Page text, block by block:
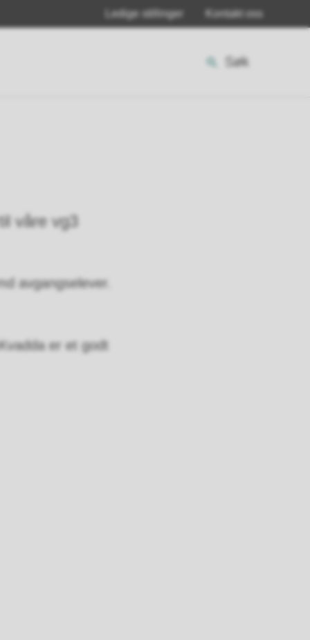
Ledige stillinger Kontakt oss
Søk
våre vg3
avgangselever.
er et godt